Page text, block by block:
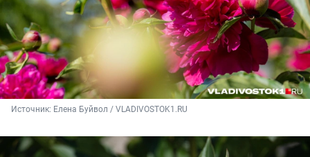
Источник: Елена Буйвол / VLADIVOSTOK1.RU